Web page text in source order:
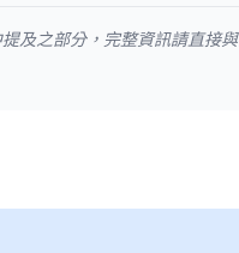
及之部分，完整資訊請直接